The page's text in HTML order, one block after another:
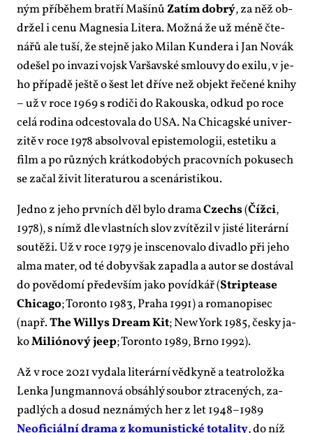
ným pří­bě­hem brat­ří Ma­ší­nůZa­tím dob­rý, za něž ob­
dr­žel i ce­nu Mag­ne­sia Li­te­ra. Mož­ná že už mé­ně čte­
ná­řů ale tu­ší, že stej­ně ja­ko Mi­lan Kun­de­ra i Jan No­vák
ode­šel po in­va­zi vojsk Var­šav­ské smlou­vy do exi­lu, v je­
ho pří­pa­dě ješ­tě o šest let dří­ve než ob­jekt ře­če­né kni­hy
– už v ro­ce 1969 s ro­di­či do Ra­kous­ka, od­kud po ro­ce
ce­lá ro­di­na od­ces­to­va­la do USA. Na Chi­cagské uni­ver­
zi­tě v ro­ce 1978 ab­sol­vo­val epis­te­mo­lo­gii, es­te­ti­ku a
film a po růz­ných krát­ko­do­bých pra­cov­ních po­ku­sech
se za­čal ži­vit li­te­ra­tu­rou a sce­náris­ti­kou.
Jed­no z je­ho prv­ních děl by­lo dra­maCzechs(Číž­ci,
1978), s nímž dle vlast­ních slov zví­tě­zil v jis­té li­te­rár­ní
sou­tě­ži. Už v ro­ce 1979 je in­sce­no­va­lo di­va­dlo při je­ho
al­ma ma­ter, od té do­by však za­padla a au­tor se do­stá­val
do po­vě­do­mí pře­de­vším ja­ko po­víd­kář (Stripte­a­se
Chi­ca­go; To­ron­to 1983, Pra­ha 1991) a ro­ma­no­pi­sec
(např.The Willys Dre­am Kit; New York 1985, čes­ky ja­
koMi­li­ó­no­vý je­ep; To­ron­to 1989, Br­no 1992).
Až v ro­ce 2021 vy­da­la li­te­rár­ní věd­ky­ně a te­a­t­ro­lož­ka
Len­ka Jung­man­no­vá ob­sáh­lý sou­bor ztra­ce­ných, za­
pad­lých a do­sud ne­zná­mých her z let 1948–1989
Ne­o­fi­ci­ál­ní dra­ma z ko­mu­nis­tic­ké to­ta­li­ty, do níž